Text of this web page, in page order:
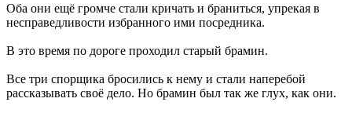
Оба они ещё громче стали кричать и браниться, упрекая в
несправедливости избранного ими посредника.
В это время по дороге проходил старый брамин.
Все три спорщика бросились к нему и стали наперебой
рассказывать своё дело. Но брамин был так же глух, как они.